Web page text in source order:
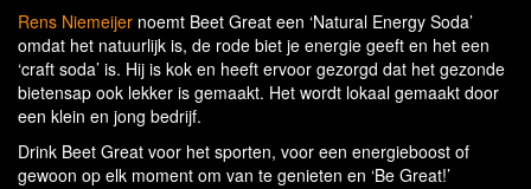
Rens Niemeijer noemt Beet Great een ‘Natural Energy Soda’
omdat het natuurlijk is, de rode biet je energie geeft en het een
‘craft soda’ is. Hij is kok en heeft ervoor gezorgd dat het gezonde
bietensap ook lekker is gemaakt. Het wordt lokaal gemaakt door
een klein en jong bedrijf.
Drink Beet Great voor het sporten, voor een energieboost of
gewoon op elk moment om van te genieten en ‘Be Great!’